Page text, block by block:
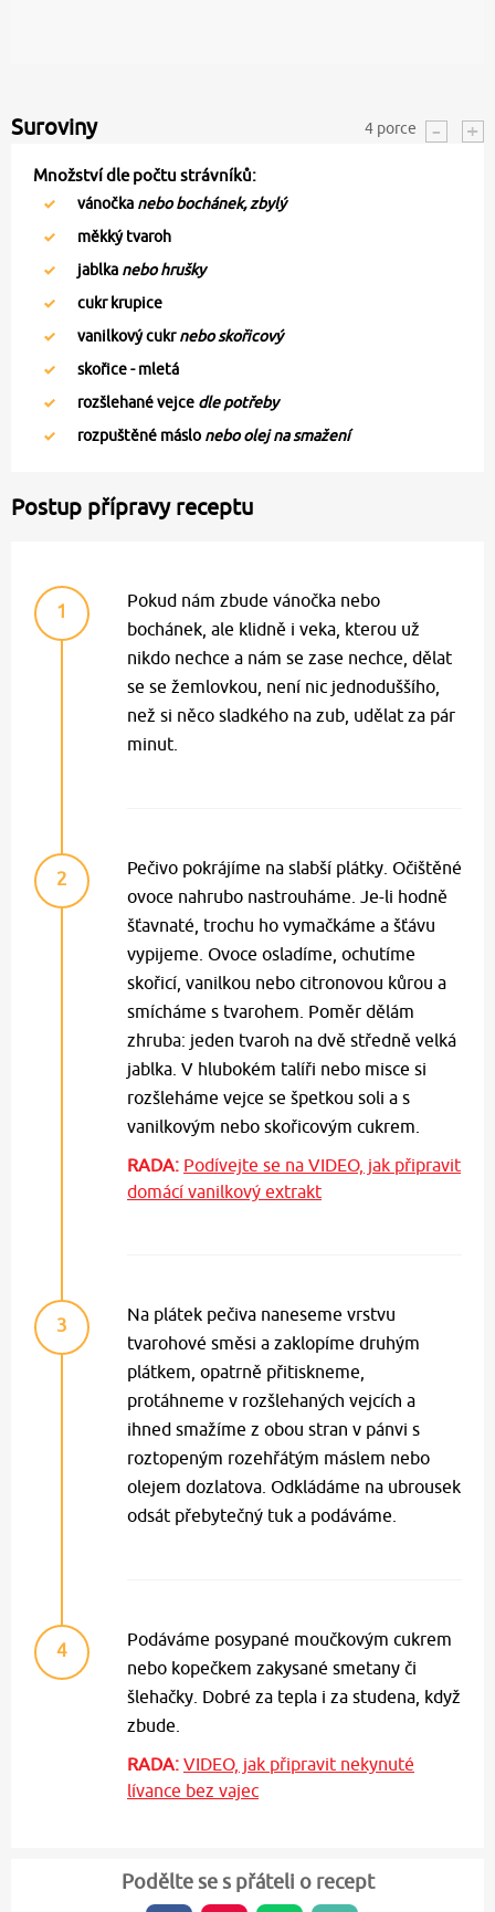
Suroviny 4 porce
Množství dle počtu strávníků:
vánočka nebo bochánek, zbylý
měkký tvaroh
jablka nebo hrušky
cukr krupice
vanilkový cukrnebo skořicový
skořice - mletá
rozšlehané vejce dle potřeby
rozpuštěné máslo nebo olej na smažení
Postup přípravy receptu
1
Pokud nám zbude vánočka nebo
bochánek, ale klidně i veka, kterou už
nikdo nechce a nám se zase nechce, dělat
se se žemlovkou, není nic jednoduššího,
než si něco sladkého na zub, udělat za pár
minut.
2
Pečivo pokrájíme na slabší plátky. Očištěné
ovoce nahrubo nastrouháme. Je-li hodně
šťavnaté, trochu ho vymačkáme a šťávu
vypijeme. Ovoce osladíme, ochutíme
skořicí, vanilkou nebo citronovou kůrou a
smícháme s tvarohem. Poměr dělám
zhruba: jeden tvaroh na dvě středně velká
jablka. V hlubokém talíři nebo misce si
rozšleháme vejce se špetkou soli a s
vanilkovým nebo skořicovým cukrem.
RADA: Podívejte se na VIDEO, jak připravit
domácí vanilkový extrakt
3
Na plátek pečiva naneseme vrstvu
tvarohové směsi a zaklopíme druhým
plátkem, opatrně přitiskneme,
protáhneme v rozšlehaných vejcích a
ihned smažíme z obou stran v pánvi s
roztopeným rozehřátým máslem nebo
olejem dozlatova. Odkládáme na ubrousek
odsát přebytečný tuk a podáváme.
4
Podáváme posypané moučkovým cukrem
nebo kopečkem zakysané smetany či
šlehačky. Dobré za tepla i za studena, když
zbude.
RADA: VIDEO, jak připravit nekynuté
lívance bez vajec
Podělte se s přáteli o recept